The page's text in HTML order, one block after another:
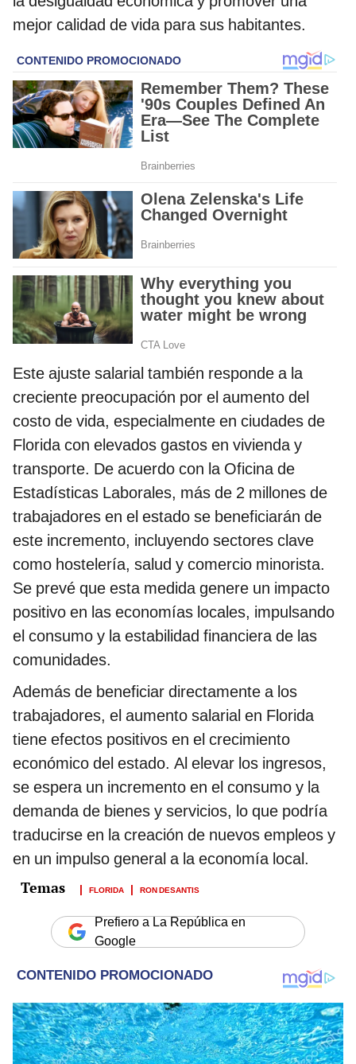
mejor calidad de vida para sus habitantes.
Este ajuste salarial también responde a la
creciente preocupación por el aumento del
costo de vida, especialmente en ciudades de
Florida con elevados gastos en vivienda y
transporte. De acuerdo con la Oficina de
Estadísticas Laborales, más de 2 millones de
trabajadores en el estado se beneficiarán de
este incremento, incluyendo sectores clave
como hostelería, salud y comercio minorista.
Se prevé que esta medida genere un impacto
positivo en las economías locales, impulsando
el consumo y la estabilidad financiera de las
comunidades.
Además de beneficiar directamente a los
trabajadores, el aumento salarial en Florida
tiene efectos positivos en el crecimiento
económico del estado. Al elevar los ingresos,
se espera un incremento en el consumo y la
demanda de bienes y servicios, lo que podría
traducirse en la creación de nuevos empleos y
en un impulso general a la economía local.
FLORIDA RON DESANTIS
Prefiero a La República en
Google